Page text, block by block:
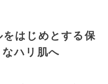
はじめとする保
ハリ肌へ